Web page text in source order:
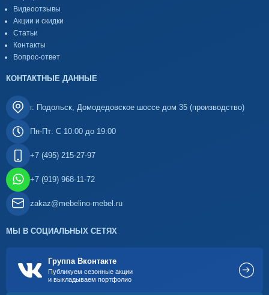
Видеоотзывы
Акции и скидки
Статьи
Контакты
Вопрос-ответ
КОНТАКТНЫЕ ДАННЫЕ
г. Подольск, Домодедовское шоссе дом 35 (производство)
Пн-Пт: С 10:00 до 19:00
+7 (495) 215-27-97
+7 (919) 968-11-72
zakaz@mebelino-mebel.ru
МЫ В СОЦИАЛЬНЫХ СЕТЯХ
Группа Вконтакте
Публикуем сезонные акции
и выкладываем портфолио